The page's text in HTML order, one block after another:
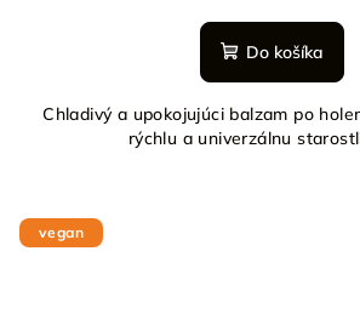
Do košíka
Chladivý a upokojujúci balzam po
rýchlu a univerzálnu
vegan